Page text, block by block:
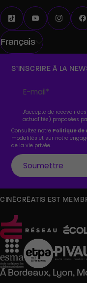
Français
S’INSCRIRE À LA
J'accepte de recevoir
actualités) proposées
Consultez notrePolitique
modalités et sur notre
de la vie privée.
CINÉCRÉATIS EST
À Bordeaux, Lyon,